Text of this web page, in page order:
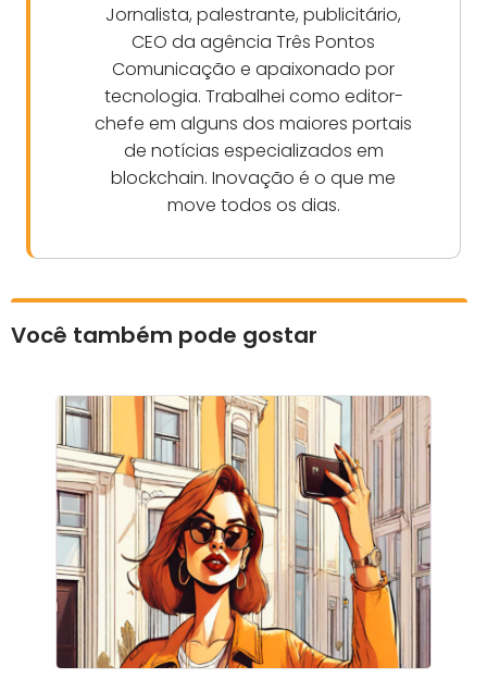
Jornalista, palestrante, publicitário,
CEO da agência Três Pontos
Comunicação e apaixonado por
tecnologia. Trabalhei como editor-
chefe em alguns dos maiores portais
de notícias especializados em
blockchain. Inovação é o que me
move todos os dias.
Você também pode gostar